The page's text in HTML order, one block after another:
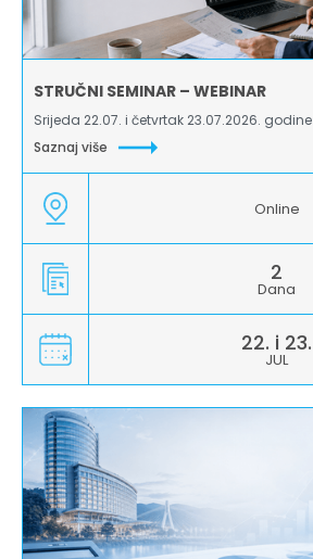
STRUČNI SEMINAR – WEBINAR
Srijeda 22.07. i četvrtak 23.07.2026. godine
Saznaj više
Online
2
Dana
22. i 23.
JUL